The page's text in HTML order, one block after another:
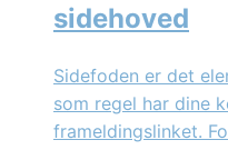
sidehoved
Sidefoden er det
som regel har dine
frameldingslinket.